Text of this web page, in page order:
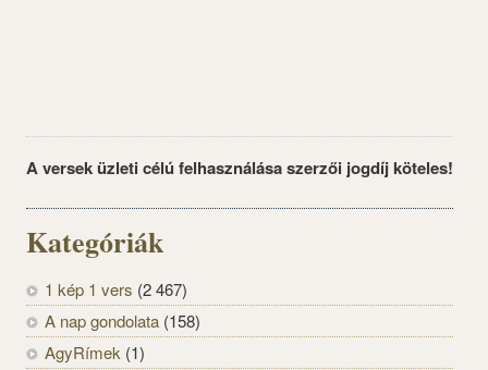
A versek üzleti célú felhasználása szerzői jogdíj köteles!
Kategóriák
1 kép 1 vers (2 467)
A nap gondolata (158)
AgyRímek (1)